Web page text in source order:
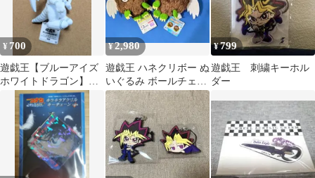
¥ 700
遊戯王【ブルーアイズ
ホワイトドラゴン】ボ
ールチェーン付きぬい
ぐるみ
¥2,980
遊戯王 ハネクリボー ぬ
いぐるみ ボールチェー
ンキーホルダー タグ付
き セット
¥799
遊戯王 刺繍キーホル
ダー